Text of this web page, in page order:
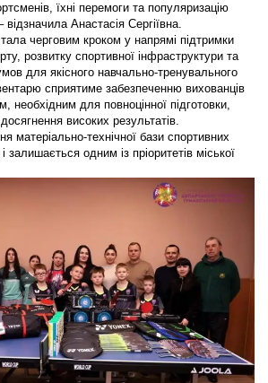
їхні перемоги та популяризацію
Анастасія Сергіївна.
черговим кроком у напрямі підтримки
розвитку спортивної інфраструктури та
для якісного навчально-тренувального
сприятиме забезпеченню вихованців
необхідним для повноцінної підготовки,
високих результатів.
матеріально-технічної бази спортивних
залишається одним із пріоритетів міської